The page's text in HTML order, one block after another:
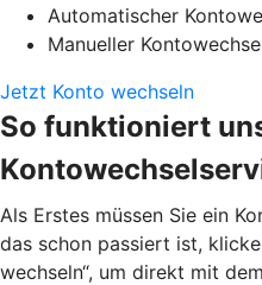
Automatischer
Manueller
Jetzt Konto wechseln
So funktioniert
Als Erstes müssen Sie ein
das schon passiert ist,
wechseln“, um direkt mit